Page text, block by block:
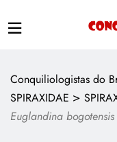
Conquiliologistas do
SPIRAXIDAE >
Euglandina bogotensis